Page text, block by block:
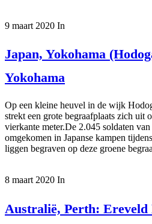
9 maart 2020 In
Japan, Yokohama
Yokohama
Op een kleine heuvel in de wijk
strekt een grote begraafplaats zich uit
vierkante meter.De 2.045 soldaten
omgekomen in Japanse kampen
liggen begraven op deze groene
8 maart 2020 In
Australië, Perth: